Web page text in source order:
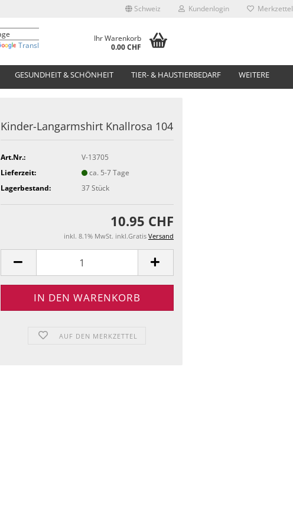
Schweiz Kundenlogin Merkzettel
Translate
Ihr Warenkorb
0.00 CHF
GESUNDHEIT & SCHÖNHEIT TIER- & HAUSTIERBEDARF WEITERE
Kinder-Langarmshirt Knallrosa 104
Art.Nr.:
V-13705
Lieferzeit:
ca. 5-7 Tage
Lagerbestand:
37Stück
10.95 CHF
inkl. 8.1% MwSt. inkl.Gratis Versand
AUF DEN MERKZETTEL